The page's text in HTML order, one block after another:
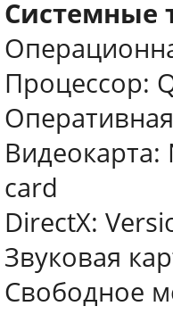
Системные
Процессор:
Видеокарта:
card
DirectX:
Звуковая
Свободное